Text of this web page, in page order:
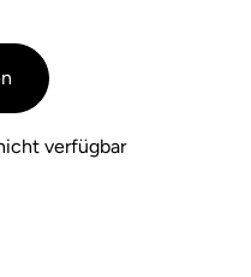
verfügbar